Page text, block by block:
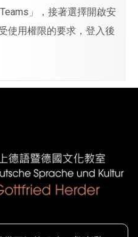
」，接著選擇開啟安
使用權限的要求，登入後